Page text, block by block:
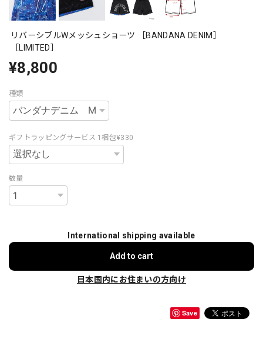
リバーシブルWメッシュショーツ ［BANDANA DENIM］
［LIMITED］
¥8,800
種類
ギフトラッピングサービス 1梱包¥330
数量
International shipping available
Add to cart
日本国内にお住まいの方向け
Save